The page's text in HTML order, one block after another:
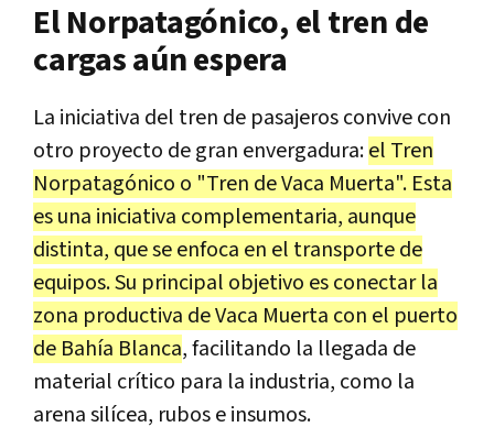
El Norpatagónico, el tren de
cargas aún espera
La iniciativa del tren de pasajeros convive con
otro proyecto de gran envergadura:el Tren
Norpatagónico o "Tren de Vaca Muerta". Esta
es una iniciativa complementaria, aunque
distinta, que se enfoca en el transporte de
equipos. Su principal objetivo es conectar la
zona productiva de Vaca Muerta con el puerto
de Bahía Blanca, facilitando la llegada de
material crítico para la industria, como la
arena silícea, rubos e insumos.